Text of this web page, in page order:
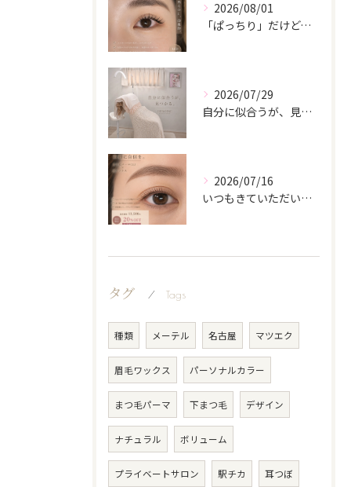
2026/08/01
「ぱっちり」だけど、派手になりすぎない。
2026/07/29
自分に似合うが、見つかる。
2026/07/16
いつもきていただいてるお客様♡
タグ Tags
種類 メーテル 名古屋 マツエク
眉毛ワックス パーソナルカラー
まつ毛パーマ 下まつ毛 デザイン
ナチュラル ボリューム
プライベートサロン 駅チカ 耳つぼ